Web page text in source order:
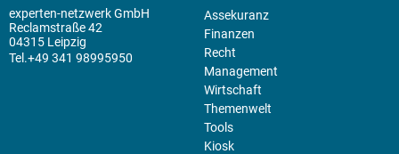
experten-netzwerk GmbH
Reclamstraße 42
04315 Leipzig
+49 341 98995950
Assekuranz
Finanzen
Recht
Management
Wirtschaft
Themenwelt
Tools
Kiosk